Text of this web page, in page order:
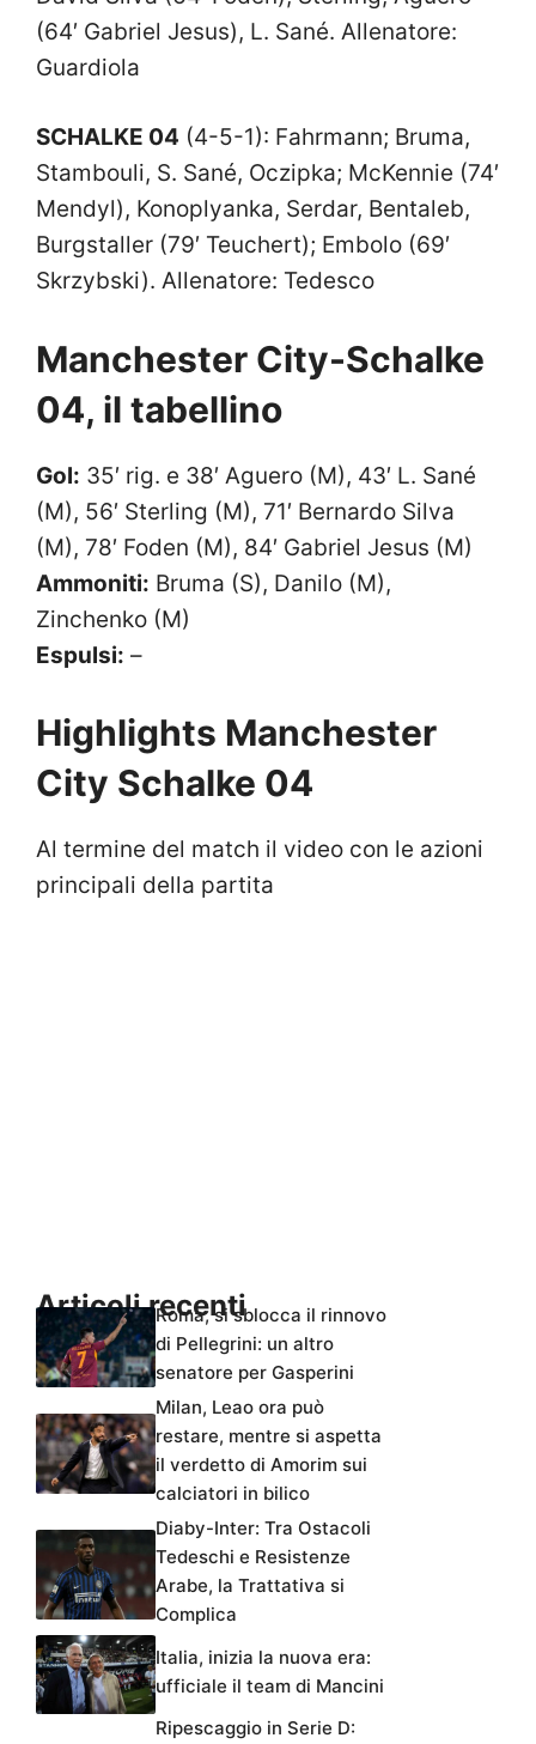
(64′ Gabriel Jesus), L. Sané. Allenatore:
Guardiola
SCHALKE 04 (4-5-1): Fahrmann; Bruma,
Stambouli, S. Sané, Oczipka; McKennie (74′
Mendyl), Konoplyanka, Serdar, Bentaleb,
Burgstaller (79′ Teuchert); Embolo (69′
Skrzybski). Allenatore: Tedesco
Manchester City-Schalke
04, il tabellino
Gol: 35′ rig. e 38′ Aguero (M), 43′ L. Sané
(M), 56′ Sterling (M), 71′ Bernardo Silva
(M), 78′ Foden (M), 84′ Gabriel Jesus (M)
Ammoniti: Bruma (S), Danilo (M),
Zinchenko (M)
Espulsi: –
Highlights Manchester
City Schalke 04
Al termine del match il video con le azioni
principali della partita
Articoli recentiRoma, si sblocca il rinnovo
di Pellegrini: un altro
senatore per Gasperini
Milan, Leao ora può
restare, mentre si aspetta
il verdetto di Amorim sui
calciatori in bilico
Diaby-Inter: Tra Ostacoli
Tedeschi e Resistenze
Arabe, la Trattativa si
Complica
Italia, inizia la nuova era:
ufficiale il team di Mancini
Ripescaggio in Serie D: